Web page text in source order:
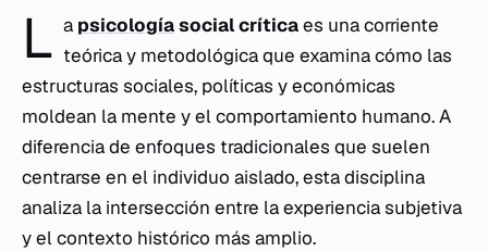
L a psicologíasocial críticaes una corriente
teórica y metodológica que examina cómo las
estructuras sociales, políticas y económicas
moldean la mente y el comportamiento humano. A
diferencia de enfoques tradicionales que suelen
centrarse en el individuo aislado, esta disciplina
analiza la intersección entre la experiencia subjetiva
y el contexto histórico más amplio.